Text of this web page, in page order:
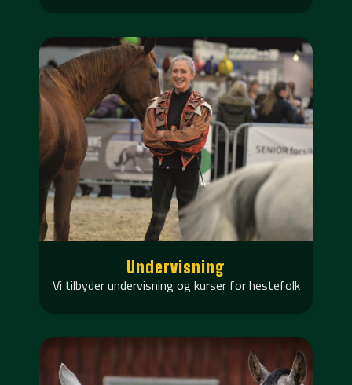
Undervisning
Vi tilbyder undervisning og kurser for hestefolk